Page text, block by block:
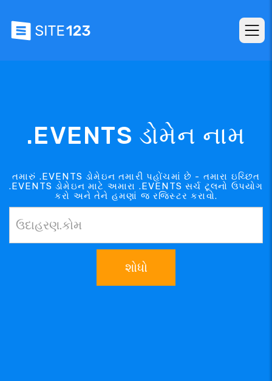
.EVENTS ડોમેન નામ
તમારું .EVENTS ડોમેઇન તમારી પહોંચમાં છે - તમારા ઇચ્છિત
.EVENTS ડોમેઇન માટે અમારા .EVENTS સર્ચ ટૂલનો ઉપયોગ
કરો અને તેને હમણાં જ રજિસ્ટર કરાવો.
શોધો